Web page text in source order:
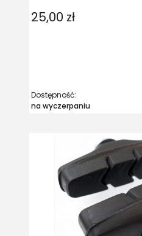
25,00 zł
Dostępność:
na wyczerpaniu